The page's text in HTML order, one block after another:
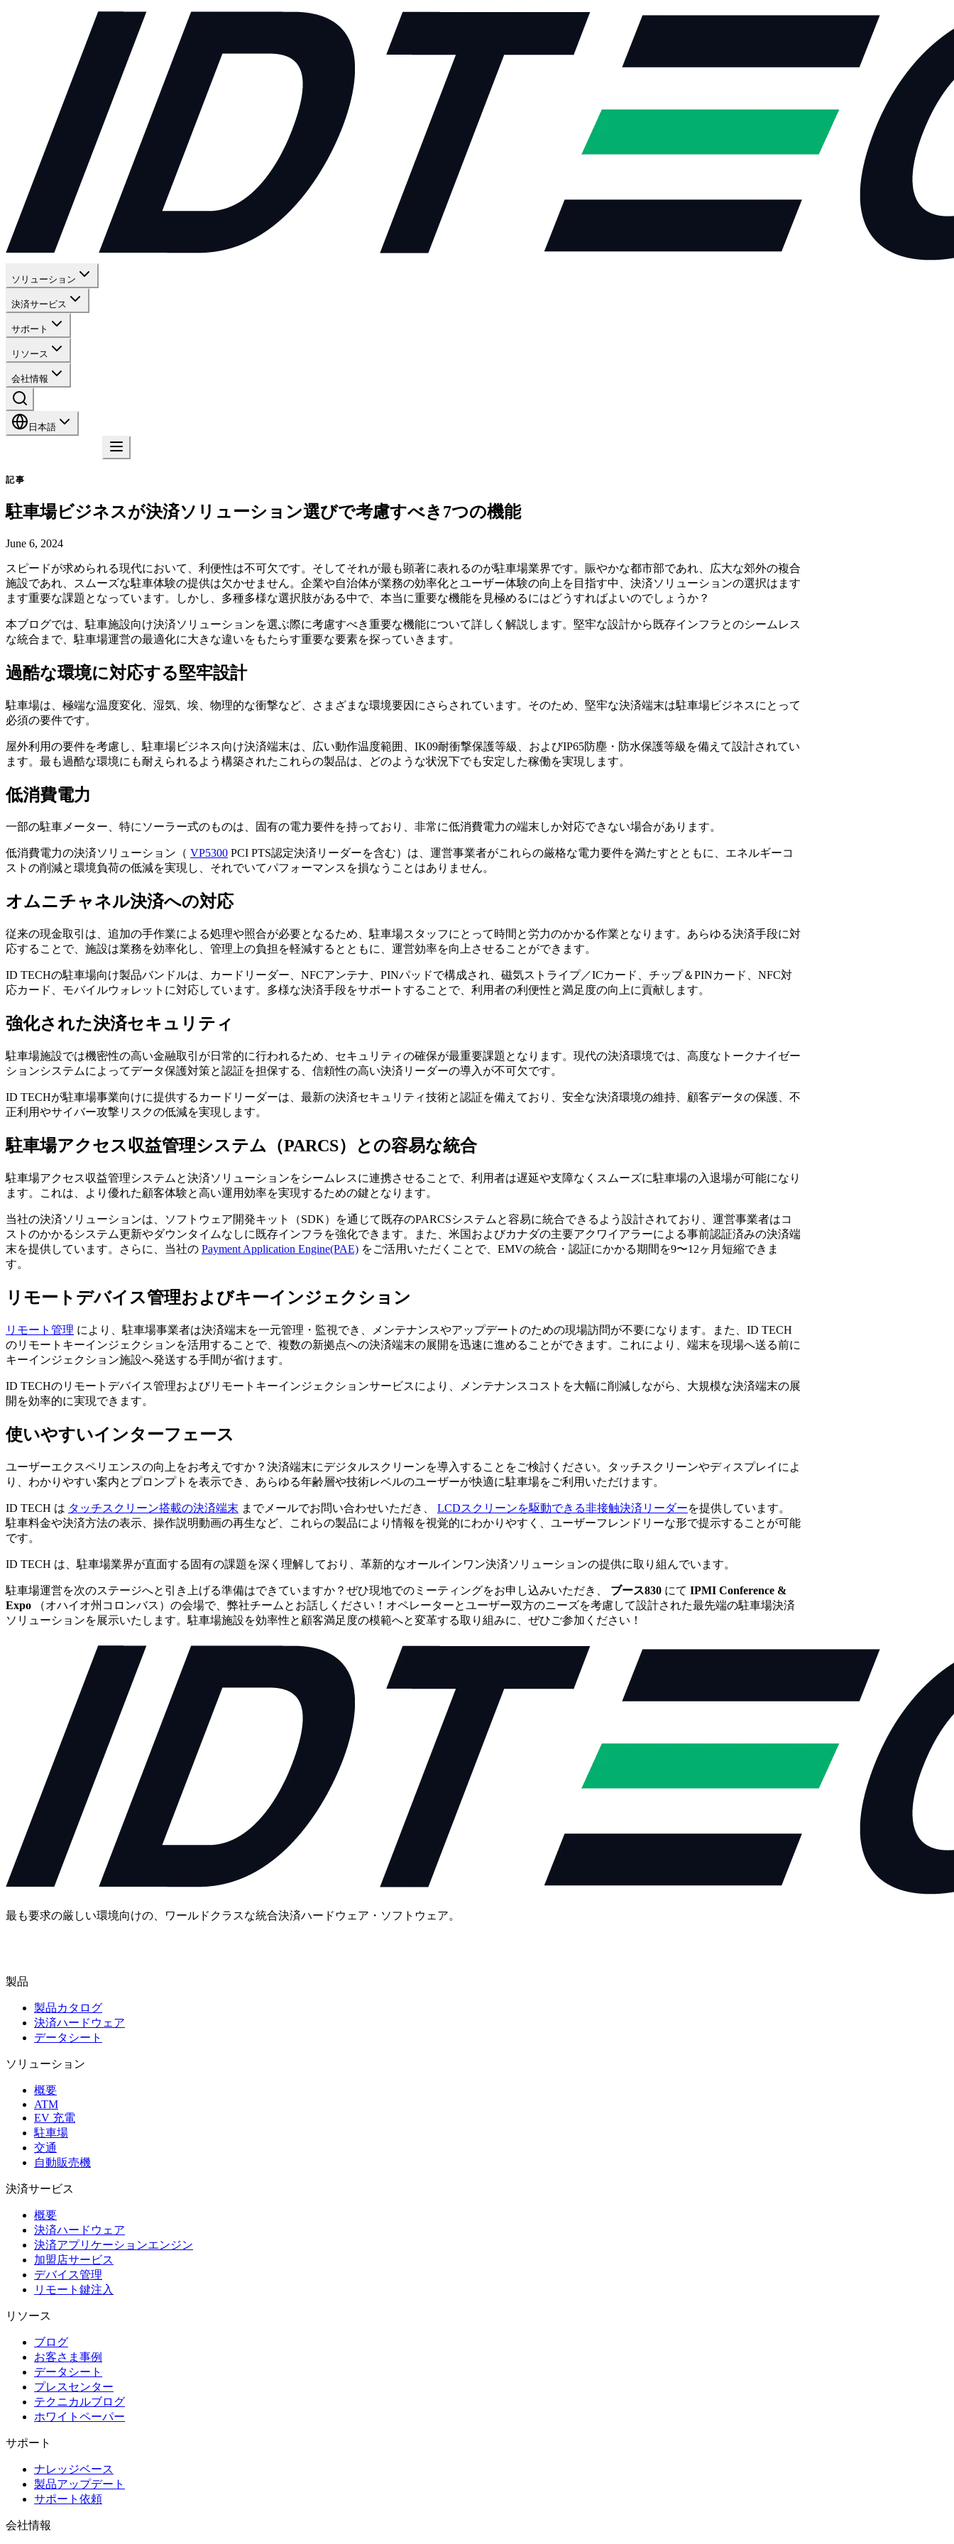
ソリューション
決済サービス
サポート
リソース
会社情報
日本語
記事
駐車場ビジネスが決済ソリューション選びで考慮すべき7つの機能
June 6, 2024
スピードが求められる現代において、利便性は不可欠です。そしてそれが最も顕著に表れるのが駐車場業界です。賑やかな都市部であれ、広大な郊外の複合
施設であれ、スムーズな駐車体験の提供は欠かせません。企業や自治体が業務の効率化とユーザー体験の向上を目指す中、決済ソリューションの選択はます
ます重要な課題となっています。しかし、多種多様な選択肢がある中で、本当に重要な機能を見極めるにはどうすればよいのでしょうか？
本ブログでは、駐車施設向け決済ソリューションを選ぶ際に考慮すべき重要な機能について詳しく解説します。堅牢な設計から既存インフラとのシームレス
な統合まで、駐車場運営の最適化に大きな違いをもたらす重要な要素を探っていきます。
過酷な環境に対応する堅牢設計
駐車場は、極端な温度変化、湿気、埃、物理的な衝撃など、さまざまな環境要因にさらされています。そのため、堅牢な決済端末は駐車場ビジネスにとって
必須の要件です。
屋外利用の要件を考慮し、駐車場ビジネス向け決済端末は、広い動作温度範囲、IK09耐衝撃保護等級、およびIP65防塵・防水保護等級を備えて設計されてい
ます。最も過酷な環境にも耐えられるよう構築されたこれらの製品は、どのような状況下でも安定した稼働を実現します。
低消費電力
一部の駐車メーター、特にソーラー式のものは、固有の電力要件を持っており、非常に低消費電力の端末しか対応できない場合があります。
低消費電力の決済ソリューション（ VP5300 PCI PTS認定決済リーダーを含む）は、運営事業者がこれらの厳格な電力要件を満たすとともに、エネルギーコ
ストの削減と環境負荷の低減を実現し、それでいてパフォーマンスを損なうことはありません。
オムニチャネル決済への対応
従来の現金取引は、追加の手作業による処理や照合が必要となるため、駐車場スタッフにとって時間と労力のかかる作業となります。あらゆる決済手段に対
応することで、施設は業務を効率化し、管理上の負担を軽減するとともに、運営効率を向上させることができます。
ID TECHの駐車場向け製品バンドルは、カードリーダー、NFCアンテナ、PINパッドで構成され、磁気ストライプ／ICカード、チップ＆PINカード、NFC対
応カード、モバイルウォレットに対応しています。多様な決済手段をサポートすることで、利用者の利便性と満足度の向上に貢献します。
強化された決済セキュリティ
駐車場施設では機密性の高い金融取引が日常的に行われるため、セキュリティの確保が最重要課題となります。現代の決済環境では、高度なトークナイゼー
ションシステムによってデータ保護対策と認証を担保する、信頼性の高い決済リーダーの導入が不可欠です。
ID TECHが駐車場事業向けに提供するカードリーダーは、最新の決済セキュリティ技術と認証を備えており、安全な決済環境の維持、顧客データの保護、不
正利用やサイバー攻撃リスクの低減を実現します。
駐車場アクセス収益管理システム（PARCS）との容易な統合
駐車場アクセス収益管理システムと決済ソリューションをシームレスに連携させることで、利用者は遅延や支障なくスムーズに駐車場の入退場が可能になり
ます。これは、より優れた顧客体験と高い運用効率を実現するための鍵となります。
当社の決済ソリューションは、ソフトウェア開発キット（SDK）を通じて既存のPARCSシステムと容易に統合できるよう設計されており、運営事業者はコ
ストのかかるシステム更新やダウンタイムなしに既存インフラを強化できます。また、米国およびカナダの主要アクワイアラーによる事前認証済みの決済端
末を提供しています。さらに、当社の Payment Application Engine(PAE) をご活用いただくことで、EMVの統合・認証にかかる期間を9〜12ヶ月短縮できま
す。
リモートデバイス管理およびキーインジェクション
リモート管理 により、駐車場事業者は決済端末を一元管理・監視でき、メンテナンスやアップデートのための現場訪問が不要になります。また、ID TECH
のリモートキーインジェクションを活用することで、複数の新拠点への決済端末の展開を迅速に進めることができます。これにより、端末を現場へ送る前に
キーインジェクション施設へ発送する手間が省けます。
ID TECHのリモートデバイス管理およびリモートキーインジェクションサービスにより、メンテナンスコストを大幅に削減しながら、大規模な決済端末の展
開を効率的に実現できます。
使いやすいインターフェース
ユーザーエクスペリエンスの向上をお考えですか？決済端末にデジタルスクリーンを導入することをご検討ください。タッチスクリーンやディスプレイによ
り、わかりやすい案内とプロンプトを表示でき、あらゆる年齢層や技術レベルのユーザーが快適に駐車場をご利用いただけます。
ID TECH は タッチスクリーン搭載の決済端末 までメールでお問い合わせいただき、 LCDスクリーンを駆動できる非接触決済リーダーを提供しています。
駐車料金や決済方法の表示、操作説明動画の再生など、これらの製品により情報を視覚的にわかりやすく、ユーザーフレンドリーな形で提示することが可能
です。
ID TECH は、駐車場業界が直面する固有の課題を深く理解しており、革新的なオールインワン決済ソリューションの提供に取り組んでいます。
駐車場運営を次のステージへと引き上げる準備はできていますか？ぜひ現地でのミーティングをお申し込みいただき、 ブース830 にて IPMI Conference &
Expo
（オハイオ州コロンバス）の会場で、弊社チームとお話しください！オペレーターとユーザー双方のニーズを考慮して設計された最先端の駐車場決済
ソリューションを展示いたします。駐車場施設を効率性と顧客満足度の模範へと変革する取り組みに、ぜひご参加ください！
最も要求の厳しい環境向けの、ワールドクラスな統合決済ハードウェア・ソフトウェア。
製品
製品カタログ
決済ハードウェア
データシート
ソリューション
概要
ATM
EV 充電
駐車場
交通
自動販売機
決済サービス
概要
決済ハードウェア
決済アプリケーションエンジン
加盟店サービス
デバイス管理
リモート鍵注入
リソース
ブログ
お客さま事例
データシート
プレスセンター
テクニカルブログ
ホワイトペーパー
サポート
ナレッジベース
製品アップデート
サポート依頼
会社情報